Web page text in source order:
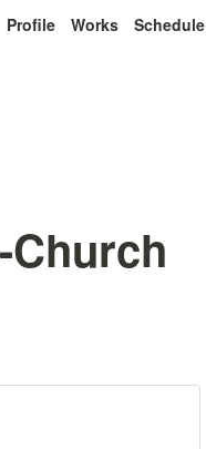
Profile Works Schedule
Church